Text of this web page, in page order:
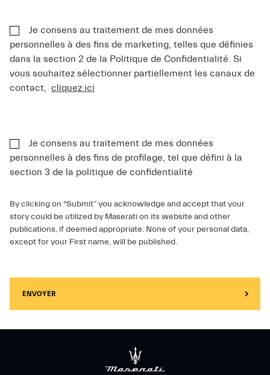
Je consens au traitement de mes données
personnelles à des fins de marketing, telles que définies
dans la section 2 de la Politique de Confidentialité. Si
vous souhaitez sélectionner partiellement les canaux de
contact, cliquez ici
Je consens au traitement de mes données
personnelles à des fins de profilage, tel que défini à la
section 3 de la politique de confidentialité
By clicking on “Submit” you acknowledge and accept that your
story could be utilized by Maserati on its website and other
publications, if deemed appropriate. None of your personal data,
except for your First name, will be published.
ENVOYER